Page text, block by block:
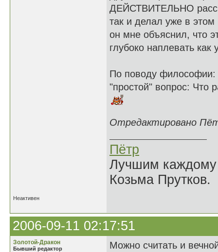
ДЕЙСТВИТЕЛЬНО
так и делал уже в
он мне объяснил, что
глубоко наплевать
По поводу философии:
"простой" вопрос: Что
Отредактировано
Пётр
Лучшим каждому
Козьма Прутков.
Неактивен
2006-09-11 02:17:51
Золотой-Дракон
Бывший редактор
Можно считать и